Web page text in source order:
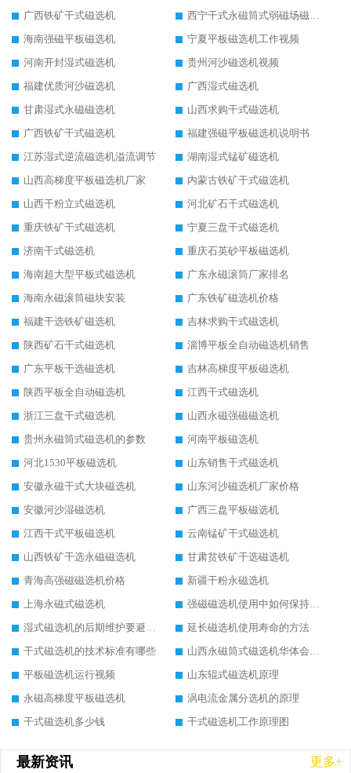
广西铁矿干式磁选机
西宁干式永磁筒式弱磁场磁选机结构图
海南强磁平板磁选机
宁夏平板磁选机工作视频
河南开封湿式磁选机
贵州河沙磁选机视频
福建优质河沙磁选机
广西湿式磁选机
甘肃湿式永磁磁选机
山西求购干式磁选机
广西铁矿干式磁选机
福建强磁平板磁选机说明书
江苏湿式逆流磁选机溢流调节
湖南湿式锰矿磁选机
山西高梯度平板磁选机厂家
内蒙古铁矿干式磁选机
山西干粉立式磁选机
河北矿石干式磁选机
重庆铁矿干式磁选机
宁夏三盘干式磁选机
济南干式磁选机
重庆石英砂平板磁选机
海南超大型平板式磁选机
广东永磁滚筒厂家排名
海南永磁滚筒磁块安装
广东铁矿磁选机价格
福建干选铁矿磁选机
吉林求购干式磁选机
陕西矿石干式磁选机
淄博平板全自动磁选机销售
广东平板干选磁选机
吉林高梯度平板磁选机
陕西平板全自动磁选机
江西干式磁选机
浙江三盘干式磁选机
山西永磁强磁磁选机
贵州永磁筒式磁选机的参数
河南平板磁选机
河北1530平板磁选机
山东销售干式磁选机
安徽永磁干式大块磁选机
山东河沙磁选机厂家价格
安徽河沙湿磁选机
广西三盘平板磁选机
江西干式平板磁选机
云南锰矿干式磁选机
山西铁矿干选永磁磁选机
甘肃贫铁矿干选磁选机
青海高强磁磁选机价格
新疆干粉永磁选机
上海永磁式磁选机
强磁磁选机使用中如何保持其顺畅运行
湿式磁选机的后期维护要避开哪些坑
延长磁选机使用寿命的方法
干式磁选机的技术标准有哪些
山西永磁筒式磁选机华体会手机网页版-华体会(中国)
平板磁选机运行视频
山东辊式磁选机原理
永磁高梯度平板磁选机
涡电流金属分选机的原理
干式磁选机多少钱
干式磁选机工作原理图
最新资讯 更多+